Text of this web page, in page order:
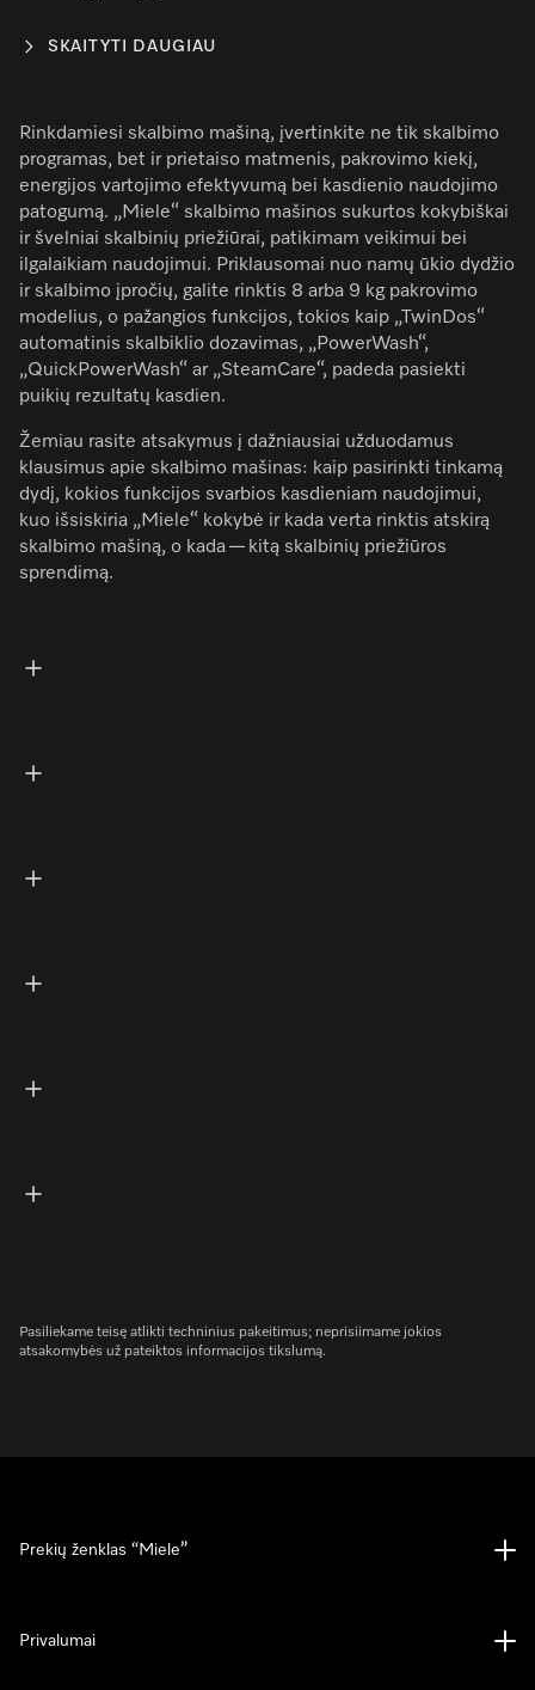
SKAITYTI DAUGIAU
Rinkdamiesi skalbimo mašiną, įvertinkite ne tik skalbimo
programas, bet ir prietaiso matmenis, pakrovimo kiekį,
energijos vartojimo efektyvumą bei kasdienio naudojimo
patogumą. „Miele“ skalbimo mašinos sukurtos kokybiškai
ir švelniai skalbinių priežiūrai, patikimam veikimui bei
ilgalaikiam naudojimui. Priklausomai nuo namų ūkio dydžio
ir skalbimo įpročių, galite rinktis 8 arba 9 kg pakrovimo
modelius, o pažangios funkcijos, tokios kaip „TwinDos“
automatinis skalbiklio dozavimas, „PowerWash“,
„QuickPowerWash“ ar „SteamCare“, padeda pasiekti
puikių rezultatų kasdien.
Žemiau rasite atsakymus į dažniausiai užduodamus
klausimus apie skalbimo mašinas: kaip pasirinkti tinkamą
dydį, kokios funkcijos svarbios kasdieniam naudojimui,
kuo išsiskiria „Miele“ kokybė ir kada verta rinktis atskirą
skalbimo mašiną, o kada — kitą skalbinių priežiūros
sprendimą.
Pasiliekame teisę atlikti techninius pakeitimus; neprisiimame jokios
atsakomybės už pateiktos informacijos tikslumą.
Prekių ženklas “Miele”
Privalumai